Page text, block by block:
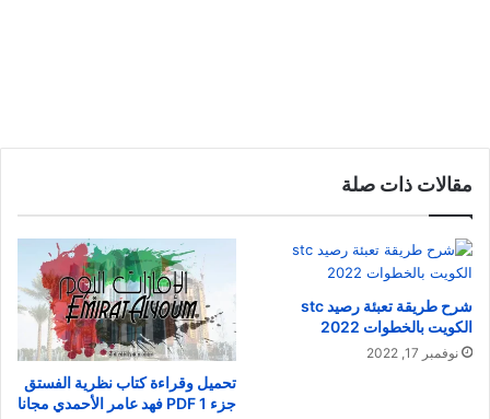
مقالات ذات صلة
شرح طريقة تعبئة رصيد stc
الكويت بالخطوات 2022
نوفمبر 17, 2022
تحميل وقراءة كتاب نظرية الفستق
جزء 1 PDF فهد عامر الأحمدي مجانا